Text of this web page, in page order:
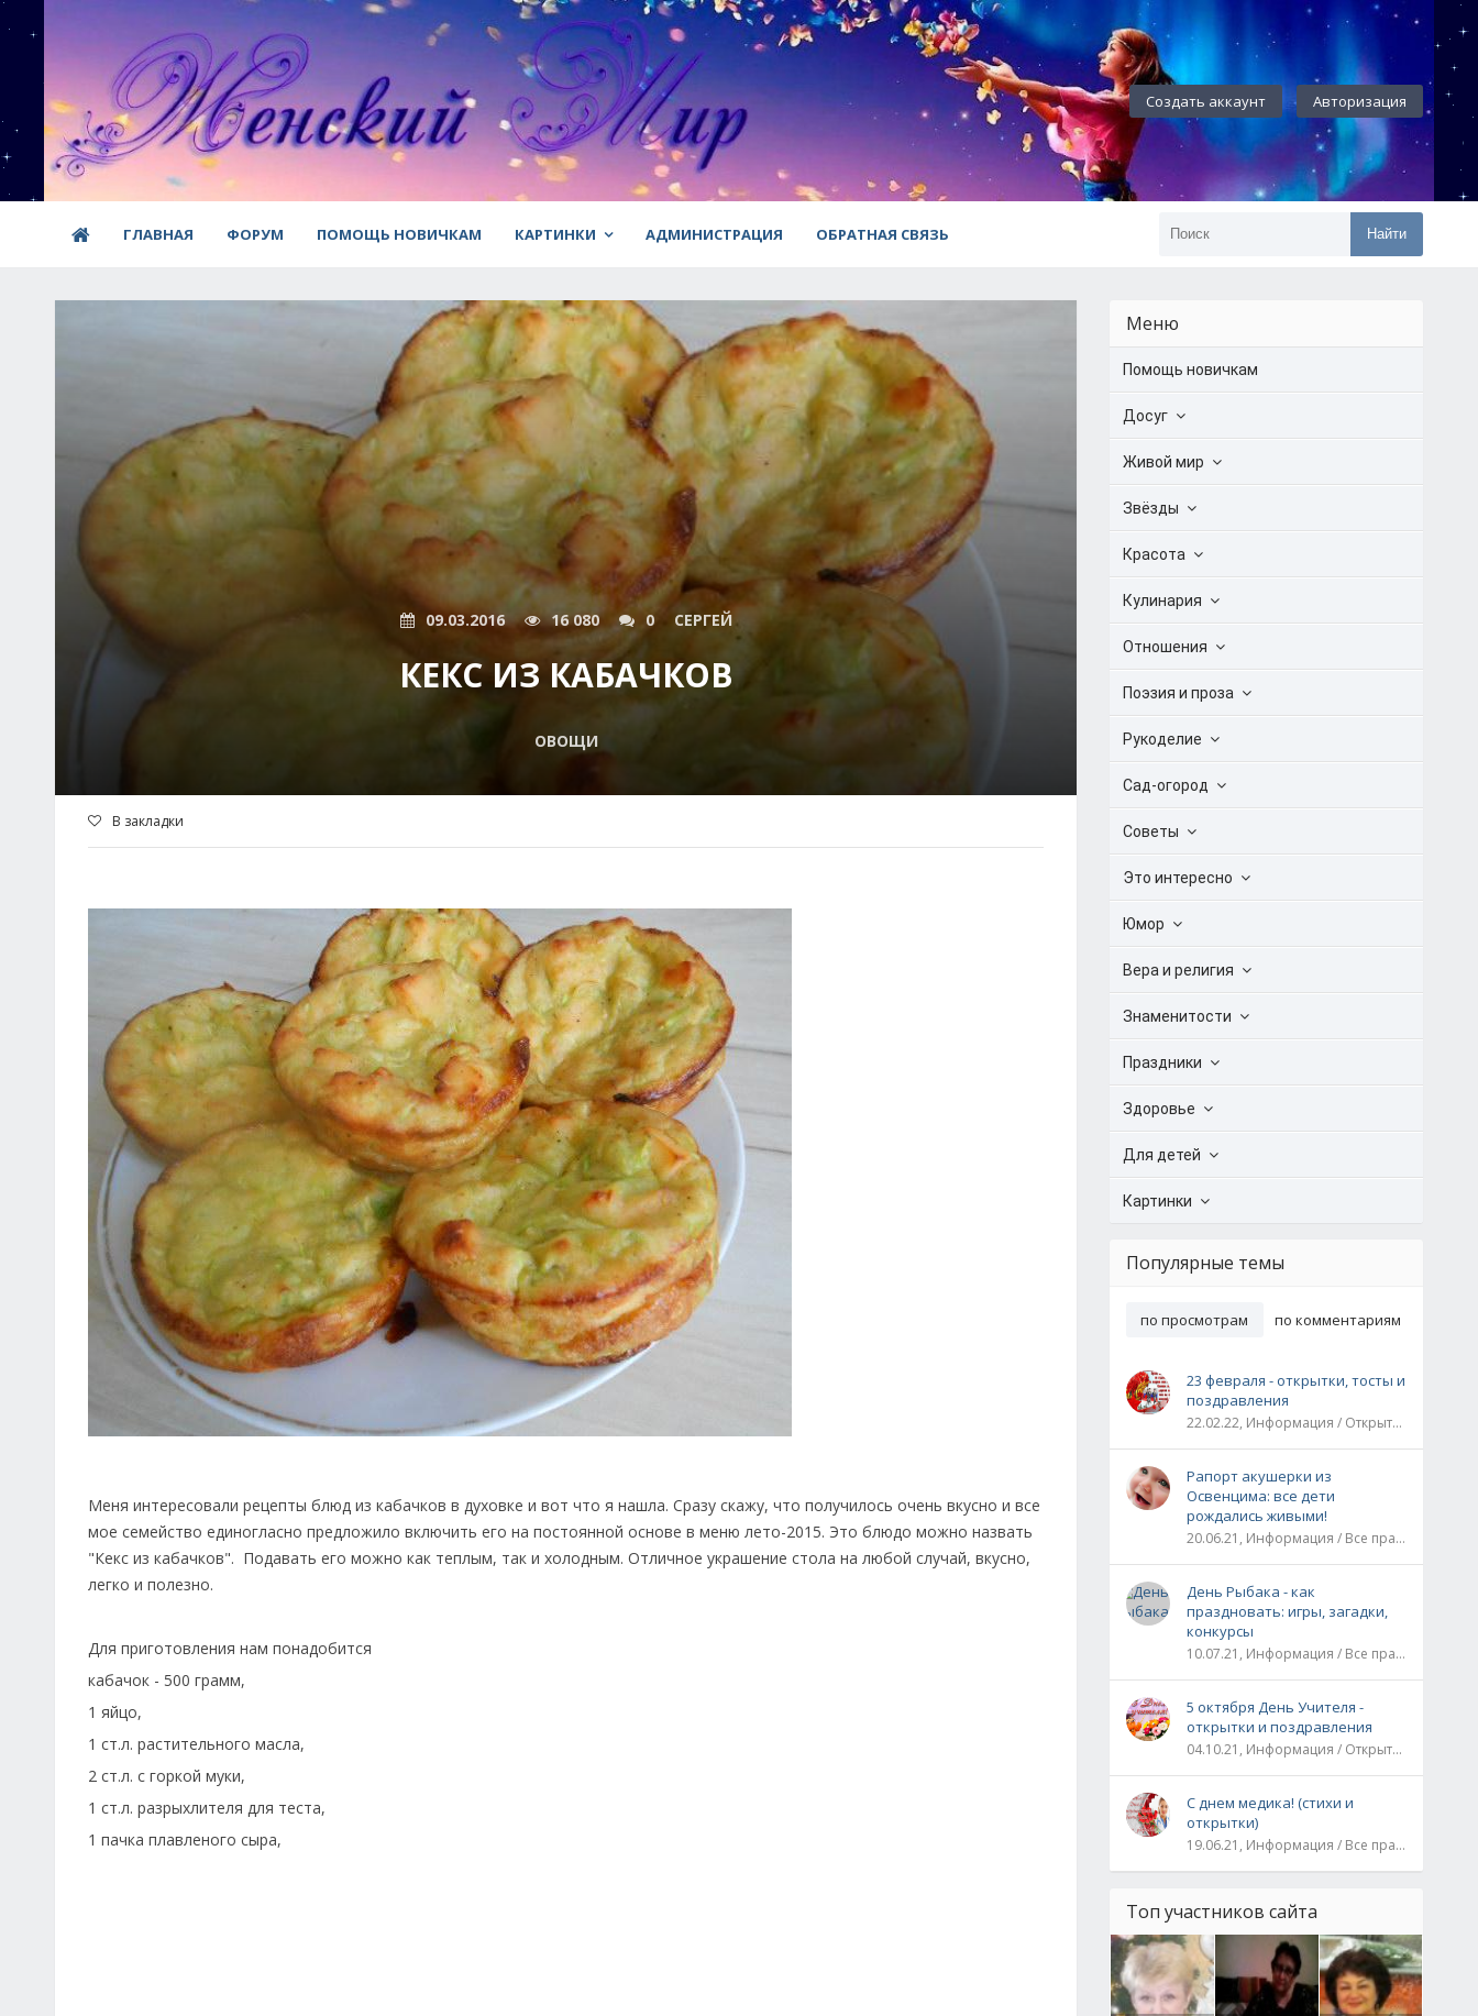
Создать аккаунт Авторизация
ГЛАВНАЯ ФОРУМ ПОМОЩЬ НОВИЧКАМ КАРТИНКИ АДМИНИСТРАЦИЯ ОБРАТНАЯ СВЯЗЬ Найти
09.03.2016 16 080 0 СЕРГЕЙ
КЕКС ИЗ КАБАЧКОВ
ОВОЩИ
В закладки
Меня интересовали рецепты блюд из кабачков в духовке и вот что я нашла. Сразу скажу, что получилось очень вкусно и все
мое семейство единогласно предложило включить его на постоянной основе в меню лето-2015. Это блюдо можно назвать
"Кекс из кабачков". Подавать его можно как теплым, так и холодным. Отличное украшение стола на любой случай, вкусно,
легко и полезно.
Для приготовления нам понадобится
кабачок - 500 грамм,
1 яйцо,
1 ст.л. растительного масла,
2 ст.л. с горкой муки,
1 ст.л. разрыхлителя для теста,
1 пачка плавленого сыра,
Меню
Помощь новичкам
Досуг
Живой мир
Звёзды
Красота
Кулинария
Отношения
Поэзия и проза
Рукоделие
Сад-огород
Советы
Это интересно
Юмор
Вера и религия
Знаменитости
Праздники
Здоровье
Для детей
Картинки
Популярные темы
по просмотрам по комментариям
23 февраля - открытки, тосты и
поздравления
22.02.22, Информация / Открытки / Все праздники
Рапорт акушерки из
Освенцима: все дети
рождались живыми!
20.06.21, Информация / Все праздники / Рассказы и истории
День Рыбака - как
праздновать: игры, загадки,
конкурсы
10.07.21, Информация / Все праздники
5 октября День Учителя -
открытки и поздравления
04.10.21, Информация / Открытки / Все праздники
С днем медика! (стихи и
открытки)
19.06.21, Информация / Все праздники
Топ участников сайта